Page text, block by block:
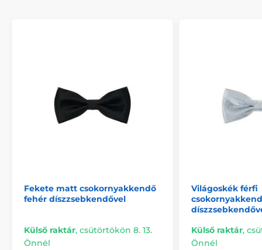
Fekete matt csokornyakkendő
fehér díszzsebkendővel
Külső raktár, csütörtökön 8. 13.
Önnél
Világoskék férfi
Külső raktár,
Önnél